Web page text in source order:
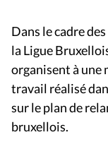
Dans le cadre
la Ligue
organisent à une
travail réalisé
sur le plan de
bruxellois.